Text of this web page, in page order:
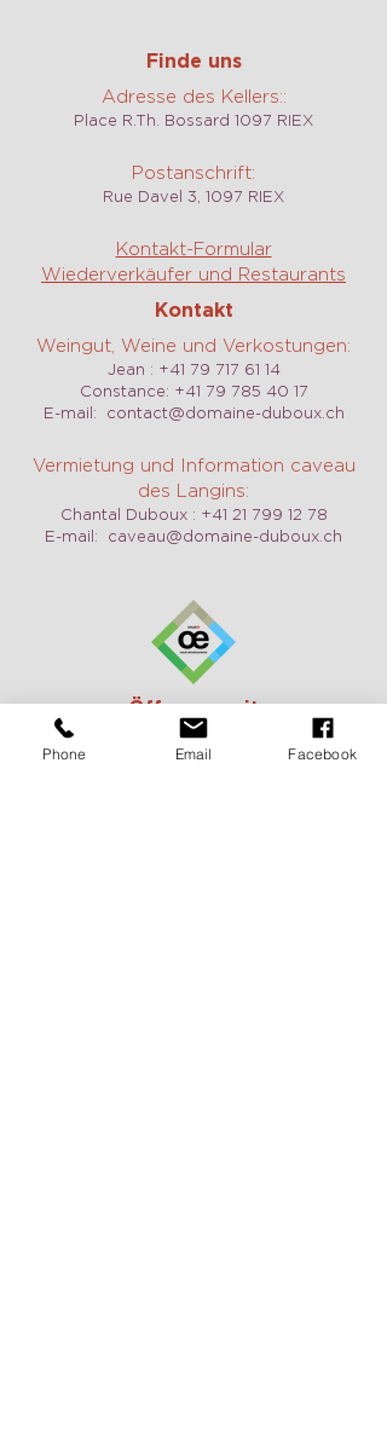
Finde uns
Adresse des Kellers::
Place R.Th. Bossard 1097 RIEX
Postanschrift:
Rue Davel 3, 1097 RIEX
Kontakt-Formular
Wiederverkäufer und Restaurants
Kontakt
Weingut, Weine und Verkostungen:
Jean : +41 79 717 61 14
Constance: +41 79 785 40 17
E-mail:
contact@domaine-duboux.ch
Vermietung und Information caveau
des Langins:
Chantal Duboux : +41 21 799 12 78
E-mail: caveau@domaine-duboux.ch
Öffnungszeit
Wir sind täglich geöffnet, auch am
Wochenende auf Anfrage. Zögern Sie
Phone Email Facebook